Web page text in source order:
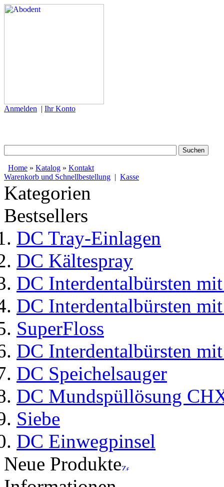
Anmelden | Ihr Konto
Home » Katalog » Kontakt
Warenkorb und Schnellbestellung | Kasse
Kategorien
Bestsellers
DC Tray-Einlagen
DC Kältespray
DC Interdentalbürsten
DC Interdentalbürsten
SuperFloss
DC Interdentalbürsten
DC Speichelsauger
DC Mundspüllösung
Siebe
DC Einwegpinsel
Neue Produkte